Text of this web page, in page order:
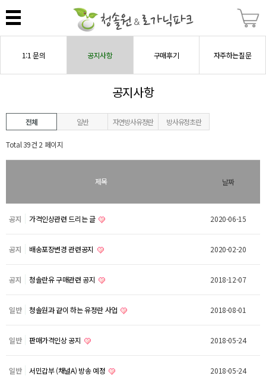
1:1 문의 공지사항 구매후기 자주하는질문
공지사항
전체 일반 자연방사유정란 방사유정초란
Total 39건 2 페이지
제목 날짜
공지 가격인상관련 드리는 글 2020-06-15
공지 배송포장변경 관련공지 2020-02-20
공지 청솔란유 구매관련 공지 2018-12-07
일반 청솔원과 같이 하는 유정란 사업 2018-08-01
일반 판매가격인상 공지 2018-05-24
일반 서민갑부 (채널A) 방송 예정 2018-05-24